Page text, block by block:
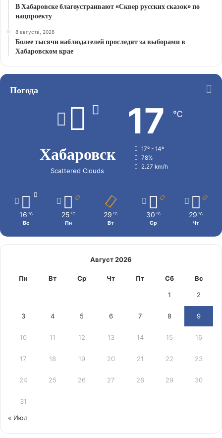
В Хабаровске благоустраивают «Сквер русских сказок» по
нацпроекту
8 августа, 2026
Более тысячи наблюдателей проследят за выборами в
Хабаровском крае
Погода
Хабаровск
Scattered Clouds
17 ℃
17º - 14º
78%
2.27 km/h
16 ℃
Вс
25 ℃
Пн
29 ℃
Вт
30 ℃
Ср
29 ℃
Чт
Август 2026
Пн Вт Ср Чт Пт Сб Вс
1 2
3 4 5 6 7 8 9
10 11 12 13 14 15 16
17 18 19 20 21 22 23
24 25 26 27 28 29 30
31
« Июл